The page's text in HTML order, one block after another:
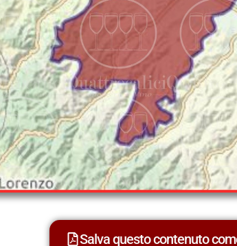
Salva questo contenuto